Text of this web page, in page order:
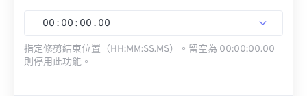
00 : 00 : 00 . 00
指定修剪結束位置（HH:MM:SS.MS）。留空為 00:00:00.00
則停用此功能。